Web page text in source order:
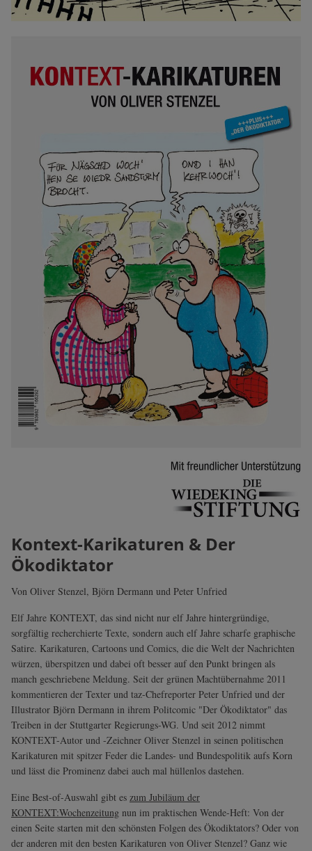
Kontext-Karikaturen & Der
Ökodiktator
Von Oliver Stenzel, Björn Dermann und Peter Unfried
Elf Jahre KONTEXT, das sind nicht nur elf Jahre hintergründige,
sorgfältig recherchierte Texte, sondern auch elf Jahre scharfe graphische
Satire. Karikaturen, Cartoons und Comics, die die Welt der Nachrichten
würzen, überspitzen und dabei oft besser auf den Punkt bringen als
manch geschriebene Meldung. Seit der grünen Machtübernahme 2011
kommentieren der Texter und taz-Chefreporter Peter Unfried und der
Illustrator Björn Dermann in ihrem Politcomic "Der Ökodiktator" das
Treiben in der Stuttgarter Regierungs-WG. Und seit 2012 nimmt
KONTEXT-Autor und -Zeichner Oliver Stenzel in seinen politischen
Karikaturen mit spitzer Feder die Landes- und Bundespolitik aufs Korn
und lässt die Prominenz dabei auch mal hüllenlos dastehen.
Eine Best-of-Auswahl gibt es zum Jubiläum der
KONTEXT:Wochenzeitung nun im praktischen Wende-Heft: Von der
einen Seite starten mit den schönsten Folgen des Ökodiktators? Oder von
der anderen mit den besten Karikaturen von Oliver Stenzel? Ganz wie